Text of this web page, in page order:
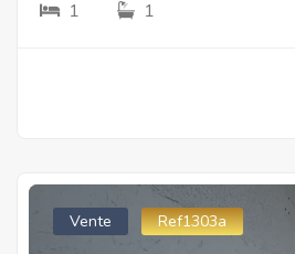
1 1
Vente Ref1303a